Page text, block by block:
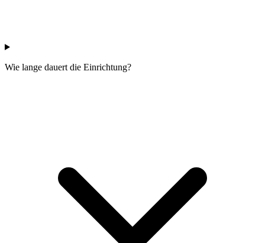
Wie lange dauert die Einrichtung?